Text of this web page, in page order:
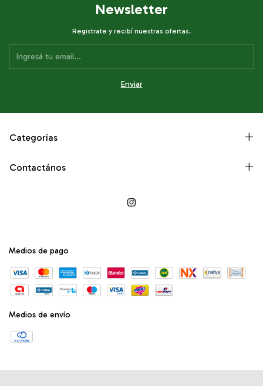
Newsletter
Registrate y recibí nuestras ofertas.
Categorías
Contactános
Medios de pago
Medios de envío